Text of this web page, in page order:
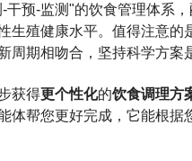
干预-监测"的饮食管理体系
生殖健康水平。值得注意
周期相吻合，坚持科学方案
获得更个性化的饮食调理方
体帮您更好完成，它能根